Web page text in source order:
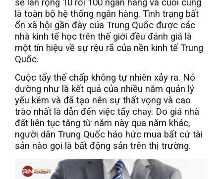
sẽ lan rộng 10 rồi 100 ngân hàng và cuối cùng
là toàn bộ hệ thống ngân hàng. Tình trạng bất
ổn xã hội gần đây của Trung Quốc được các
nhà kinh tế học trên thế giới đều đánh giá là
một tín hiệu về sự rệu rã của nền kinh tế Trung
Quốc.
Cuộc tẩy thế chấp không tự nhiên xảy ra. Nó
dường như là kết quả của nhiều năm quản lý
yếu kém và đã tạo nên sự thất vọng và cao
trào nhất là dẫn đến việc tẩy chay. Do giá nhà
đất liên tục tăng từ năm này qua năm khác,
người dân Trung Quốc háo hức mua bất cứ tài
sản nào gọi là bất động sản trên thị trường.